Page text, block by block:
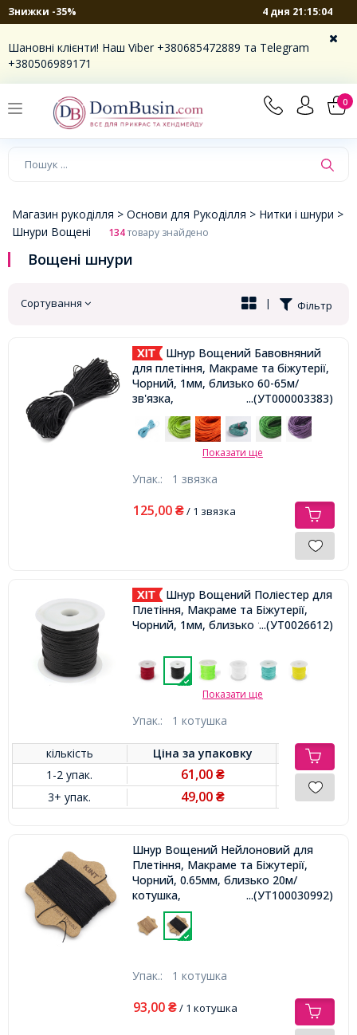
Знижки -35% 4 дня 21:15:03
Шановні клієнти! Наш Viber +380685472889 та Telegram
+380506989171
0
×
Магазин рукоділля > Основи для Рукоділля > Нитки і шнури >
Шнури Вощені
134товару знайдено
Вощені шнури
Сортування Фільтр
|
Шнур Вощений Бавовняний
для плетіння, Макраме та біжутерії,
Чорний, 1мм, близько 60-65м/
зв'язка,
...(УТ000003383)
Показати ще
Упак.: 1 звязка
125,00 ₴/ 1 звязка
Шнур Вощений Поліестер для
Плетіння, Макраме та Біжутерії,
Чорний, 1мм, близько 10м/котушка,
...(УТ0026612)
Показати ще
Упак.: 1 котушка
кількість Ціна заупаковку
1-2 упак.
61,00₴
3+ упак. 49,00₴
Шнур Вощений Нейлоновий для
Плетіння, Макраме та Біжутерії,
Чорний, 0.65мм, близько 20м/
котушка,
...(УТ100030992)
Упак.: 1 котушка
93,00 ₴/ 1 котушка